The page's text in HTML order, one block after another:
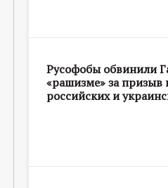
Русофобы обвинили
«рашизме» за призыв
российских и